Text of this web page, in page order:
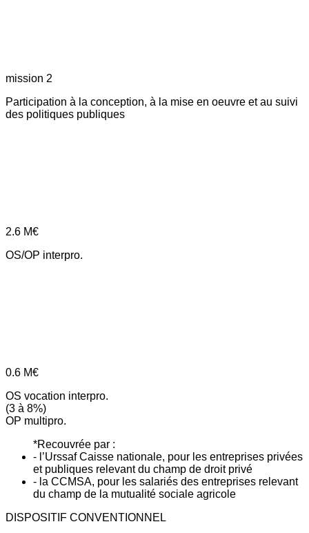
mission 2
Participation à la conception, à la mise en oeuvre et au suivi
des politiques publiques
2.6 M€
OS/OP interpro.
0.6 M€
OS vocation interpro.
(3 à 8%)
OP multipro.
*Recouvrée par :
- l’Urssaf Caisse nationale, pour les entreprises privées
et publiques relevant du champ de droit privé
- la CCMSA, pour les salariés des entreprises relevant
du champ de la mutualité sociale agricole
DISPOSITIF CONVENTIONNEL